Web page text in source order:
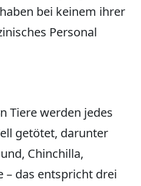
bei keinem ihrer
Personal
Tiere werden jedes
getötet, darunter
Chinchilla,
– das entspricht drei